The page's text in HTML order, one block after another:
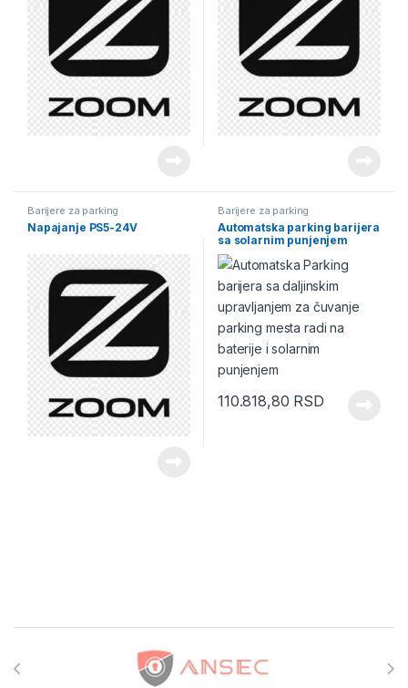
Barijere za parking
Napajanje PS5-24V
Barijere za parking
Automatska parking barijera
sa solarnim punjenjem
Parksun Cardnin
110.818,80 RSD
Brands Carousel